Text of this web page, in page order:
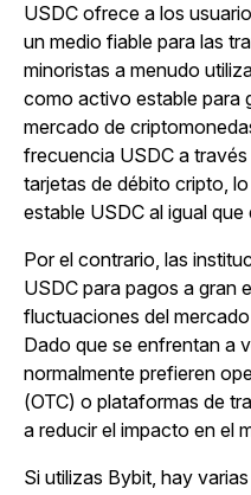
USDC ofrece a los
un medio fiable para las
minoristas a menudo
como activo estable para
mercado de
frecuencia USDC a
tarjetas de débito cripto,
estable USDC al igual
Por el contrario, las
USDC para pagos a gran
fluctuaciones del
Dado que se enfrentan a
normalmente prefieren
(OTC) o plataformas de
a reducir el impacto en el
Si utilizas Bybit, hay